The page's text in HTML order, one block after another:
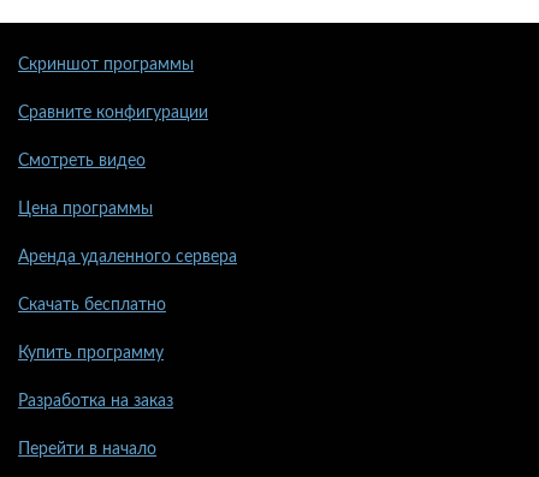
Скриншот программы
Сравните конфигурации
Смотреть видео
Цена программы
Аренда удаленного сервера
Скачать бесплатно
Купить программу
Разработка на заказ
Перейти в начало